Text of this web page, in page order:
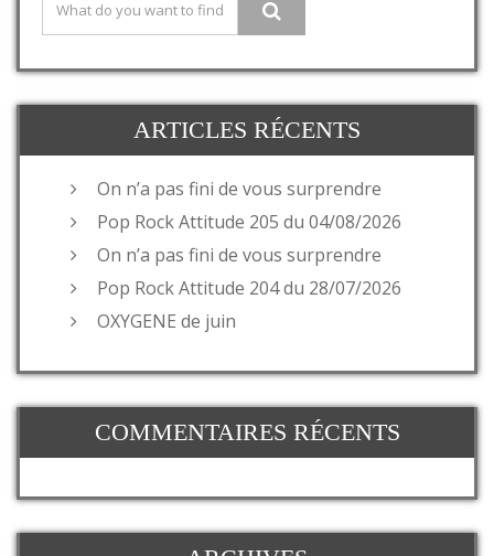
ARTICLES RÉCENTS
On n’a pas fini de vous surprendre
Pop Rock Attitude 205 du 04/08/2026
On n’a pas fini de vous surprendre
Pop Rock Attitude 204 du 28/07/2026
OXYGENE de juin
COMMENTAIRES RÉCENTS